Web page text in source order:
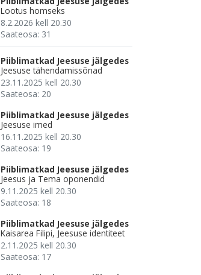
Lootus homseks
8.2.2026 kell 20.30
Saateosa: 31
Piiblimatkad Jeesuse jälgedes
Jeesuse tähendamissõnad
23.11.2025 kell 20.30
Saateosa: 20
Piiblimatkad Jeesuse jälgedes
Jeesuse imed
16.11.2025 kell 20.30
Saateosa: 19
Piiblimatkad Jeesuse jälgedes
Jeesus ja Tema oponendid
9.11.2025 kell 20.30
Saateosa: 18
Piiblimatkad Jeesuse jälgedes
Kaisarea Filipi, Jeesuse identiteet
2.11.2025 kell 20.30
Saateosa: 17